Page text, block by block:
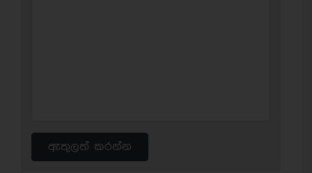
ඇතුලත් කරන්න